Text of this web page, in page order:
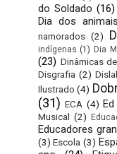
do Soldado (16)
Dia dos animais
namorados (2)
indígenas (1) Dia
(23) Dinâmicas
Disgrafia (2)
Ilustrado (4)
(31) ECA (4)
Musical (2)
Educadores
(3) Escola (3)